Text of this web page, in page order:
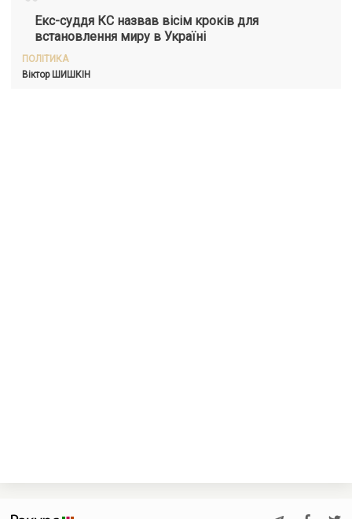
Екс-суддя КС назвав вісім кроків для
встановлення миру в Україні
ПОЛІТИКА
Віктор ШИШКІН